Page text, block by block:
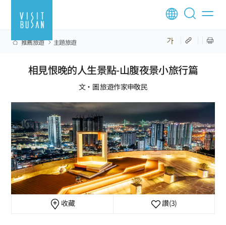
推薦旅遊 主題旅遊
相見恨晚的人生景點-山腹夜景小旅行篇
文‧圖 旅遊作家申敬民
收藏 讚(3)